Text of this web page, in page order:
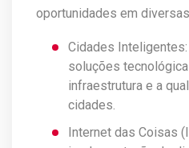
oportunidades em
Cidades
soluções
infraestrutura e a
cidades.
Internet das Coisas